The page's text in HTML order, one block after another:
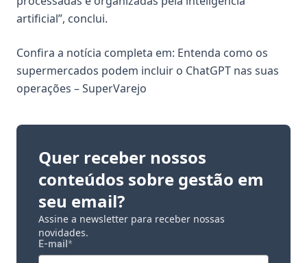
artificial”, conclui.
Confira a notícia completa em: Entenda como os
supermercados podem incluir o ChatGPT nas suas
operações – SuperVarejo
Quer receber nossos
conteúdos sobre gestão em
seu email?
Assine a newsletter para receber nossas
novidades.
E-mail *